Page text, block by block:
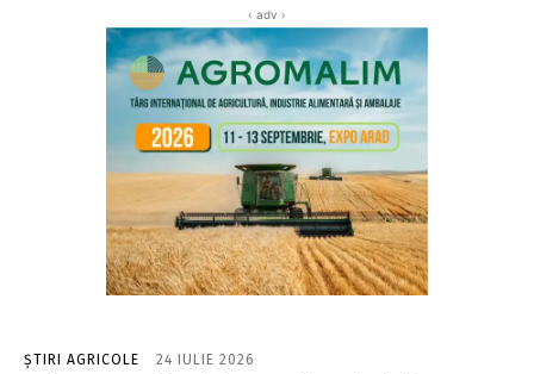
‹ adv ›
ȘTIRI AGRICOLE 24 IULIE 2026